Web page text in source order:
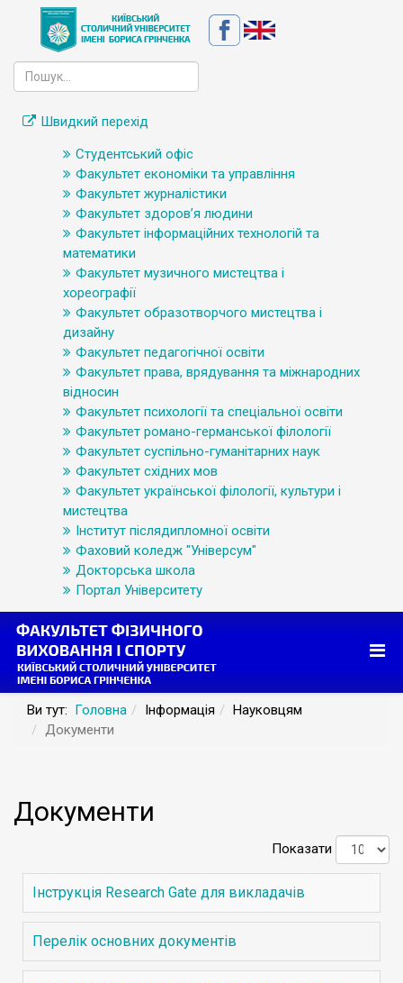
Швидкий перехід
Студентський офіс
Факультет економіки та управління
Факультет журналістики
Факультет здоров’я людини
Факультет інформаційних технологій та
математики
Факультет музичного мистецтва і
хореографії
Факультет образотворчого мистецтва і
дизайну
Факультет педагогічної освіти
Факультет права, врядування та міжнародних
відносин
Факультет психології та спеціальної освіти
Факультет романо-германської філології
Факультет суспільно-гуманітарних наук
Факультет східних мов
Факультет української філології, культури і
мистецтва
Інститут післядипломної освіти
Фаховий коледж "Універсум"
Докторська школа
Портал Університету
Ви тут: Головна Інформація
Науковцям
Документи
Документи
Показати
Інструкція Research Gate для викладачів
Перелік основних документів